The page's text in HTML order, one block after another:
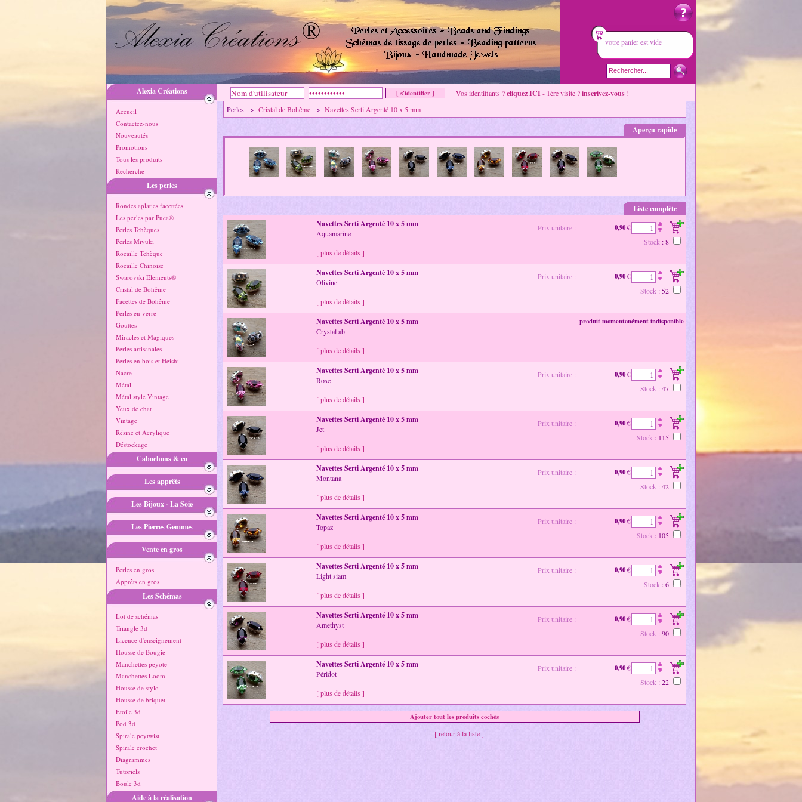
votre panier est vide
Alexia Créations
Accueil
Contactez-nous
Nouveautés
Promotions
Tous les produits
Recherche
Les perles
Rondes aplaties facettées
Les perles par Puca®
Perles Tchèques
Perles Miyuki
Rocaille Tchèque
Rocaille Chinoise
Swarovski Elements®
Cristal de Bohême
Facettes de Bohême
Perles en verre
Gouttes
Miracles et Magiques
Perles artisanales
Perles en bois et Heishi
Nacre
Métal
Métal style Vintage
Yeux de chat
Vintage
Résine et Acrylique
Déstockage
Cabochons & co
Les apprêts
Les Bijoux - La Soie
Les Pierres Gemmes
Vente en gros
Perles en gros
Apprêts en gros
Les Schémas
Lot de schémas
Triangle 3d
Licence d'enseignement
Housse de Bougie
Manchettes peyote
Manchettes Loom
Housse de stylo
Housse de briquet
Etoile 3d
Pod 3d
Spirale peytwist
Spirale crochet
Diagrammes
Tutoriels
Boule 3d
Aide à la réalisation
Vos identifiants ?cliquez ICI- 1ère visite ?inscrivez-vous !
Perles > Cristal de Bohême > Navettes Serti Argenté 10 x 5 mm
Aperçu rapide
Liste complète
Navettes Serti Argenté 10 x 5 mm
Aquamarine
[ plus de détails ]
Prix unitaire :
0,90 €
Stock : 8
Navettes Serti Argenté 10 x 5 mm
Olivine
[ plus de détails ]
Prix unitaire :
0,90 €
Stock : 52
Navettes Serti Argenté 10 x 5 mm
Crystal ab
[ plus de détails ]
produit momentanément indisponible
Navettes Serti Argenté 10 x 5 mm
Rose
[ plus de détails ]
Prix unitaire :
0,90 €
Stock : 47
Navettes Serti Argenté 10 x 5 mm
Jet
[ plus de détails ]
Prix unitaire :
0,90 €
Stock : 115
Navettes Serti Argenté 10 x 5 mm
Montana
[ plus de détails ]
Prix unitaire :
0,90 €
Stock : 42
Navettes Serti Argenté 10 x 5 mm
Topaz
[ plus de détails ]
Prix unitaire :
0,90 €
Stock : 105
Navettes Serti Argenté 10 x 5 mm
Light siam
[ plus de détails ]
Prix unitaire :
0,90 €
Stock : 6
Navettes Serti Argenté 10 x 5 mm
Amethyst
[ plus de détails ]
Prix unitaire :
0,90 €
Stock : 90
Navettes Serti Argenté 10 x 5 mm
Péridot
[ plus de détails ]
Prix unitaire :
0,90 €
Stock : 22
[ retour à la liste ]